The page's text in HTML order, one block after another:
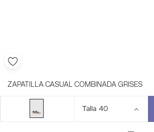
ZAPATILLA CASUAL COMBINADA GRISES
Talla 40